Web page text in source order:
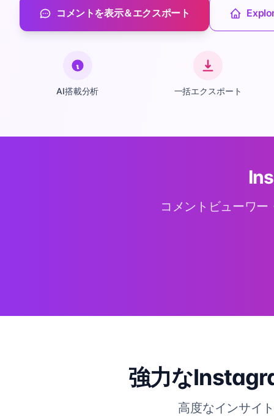
コメントを表示＆エクスポート
AI搭載分析 一括エクスポート
コメントビューワ
強力な
高度なインサイ